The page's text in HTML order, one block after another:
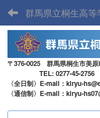
群馬県立桐生高等
〒376-0025 群馬県桐生市美原
TEL: 0277-45-2756
〈全日制〉E-mail：kiryu-
〈通信制〉E-mail：kiryu-